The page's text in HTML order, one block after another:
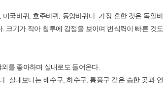
국바퀴, 호주바퀴, 동양바퀴다. 가장 흔한 것은 독일바
크기가 작아 침투에 강점을 보이며 번식력이 빠른 것도
외를 좋아하며 실내로도 들어온다.
실내보다는 배수구, 하수구, 통풍구 같은 습한 곳과 연